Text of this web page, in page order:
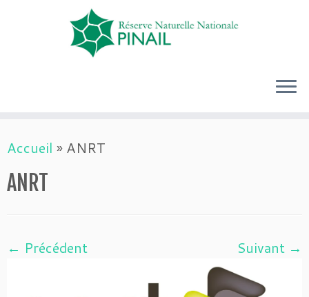
au
contenu
Accueil » ANRT
ANRT
← Précédent Suivant →